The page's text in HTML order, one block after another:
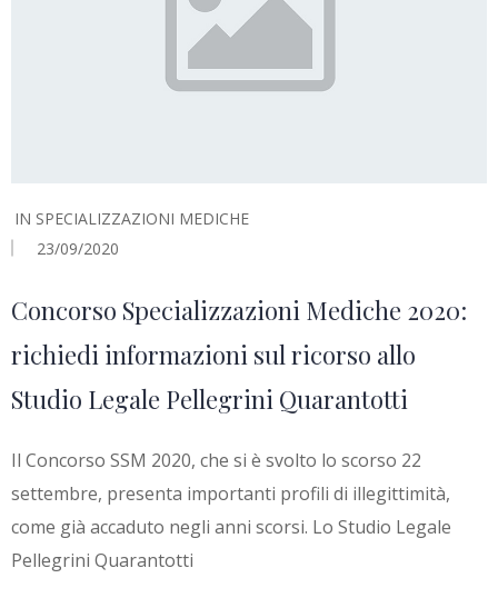
IN SPECIALIZZAZIONI MEDICHE
23/09/2020
Concorso Specializzazioni Mediche 2020:
richiedi informazioni sul ricorso allo
Studio Legale Pellegrini Quarantotti
Il Concorso SSM 2020, che si è svolto lo scorso 22
settembre, presenta importanti profili di illegittimità,
come già accaduto negli anni scorsi. Lo Studio Legale
Pellegrini Quarantotti